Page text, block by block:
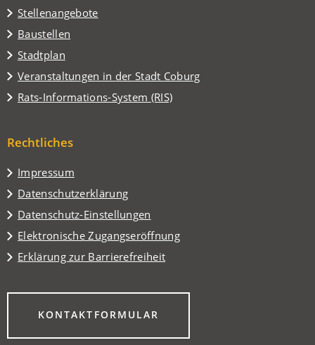
Stellenangebote
Baustellen
Stadtplan
(Öffnet
in
einem
neuen
Veranstaltungen in der Stadt Coburg
(Öffnet
in
einem
Tab)
Rats-Informations-System (RIS)
(Öffnet
neuen
Rechtliches
Impressum
Datenschutzerklärung
Datenschutz-Einstellungen
Elektronische Zugangseröffnung
Erklärung zur Barrierefreiheit
KONTAKTFORMULAR
(ÖFFNET